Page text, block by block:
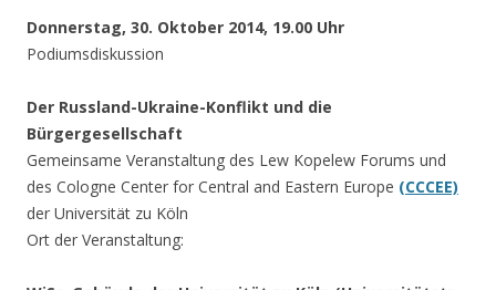
Donnerstag, 30. Oktober 2014, 19.00 Uhr
Podiumsdiskussion
Der Russland-Ukraine-Konflikt und die
Bürgergesellschaft
Gemeinsame Veranstaltung des Lew Kopelew Forums und
des Cologne Center for Central and Eastern Europe (CCCEE)
der Universität zu Köln
Ort der Veranstaltung: